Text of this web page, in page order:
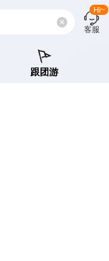
客服
Hi~
跟团游